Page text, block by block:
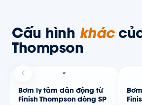
Cấu hình khác
Thompson
Bơm ly tâm dẫn động từ
Finish Thompson dòng SP